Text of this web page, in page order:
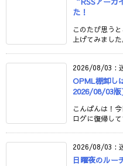
た！
このたび思う
上げてみまし
2026/08/03 :
OPML棚卸し
2026/08/03版
こんばんは！
ログに復帰し
2026/08/03 :
日曜夜のルー